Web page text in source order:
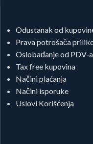
Odustanak od
Prava potrošača
Oslobađanje od PDV-a
Tax free kupovina
Načini plaćanja
Načini isporuke
Uslovi Korišćenja